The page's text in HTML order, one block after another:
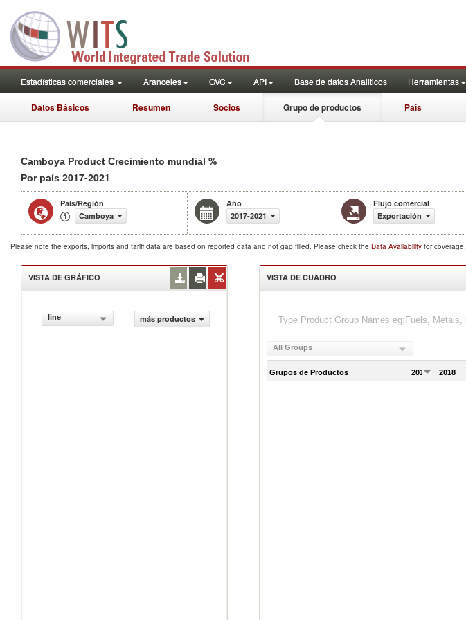
Estadísticas comerciales Aranceles GVC API Base de datos Analiticos Herramientas
Datos Básicos Resumen Socios Grupo de productos País
Camboya Product Crecimiento mundial %
Por país 2017-2021
País/Región
Camboya
Año
2017-2021
Flujo comercial
Exportación
Please note the exports, imports and tariff data are based on reported data and not gap filled. Please check the Data Availability for coverage.
VISTA DE GRÁFICO
line más productos
VISTA DE CUADRO
All Groups
Grupos de Productos 2017 2018